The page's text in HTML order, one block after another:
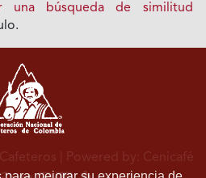
una búsqueda de similitud
| Powered by: Cenicafé